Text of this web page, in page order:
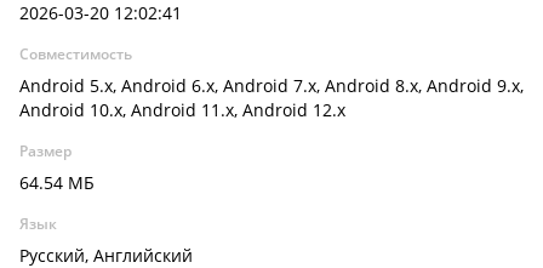
2026-03-20 12:02:41
Совместимость
Android 5.x, Android 6.x, Android 7.x, Android 8.x, Android 9.x,
Android 10.x, Android 11.x, Android 12.x
Размер
64.54 МБ
Язык
Русский, Английский